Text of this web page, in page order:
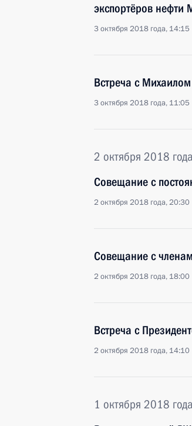
экспортёров
3 октября 2018 года, 14:15
Встреча с
3 октября 2018 года, 11:05
2 октября 2018
Совещание с
2 октября 2018 года, 20:30
Совещание с
2 октября 2018 года, 18:00
Встреча с
2 октября 2018 года, 14:10
1 октября 2018